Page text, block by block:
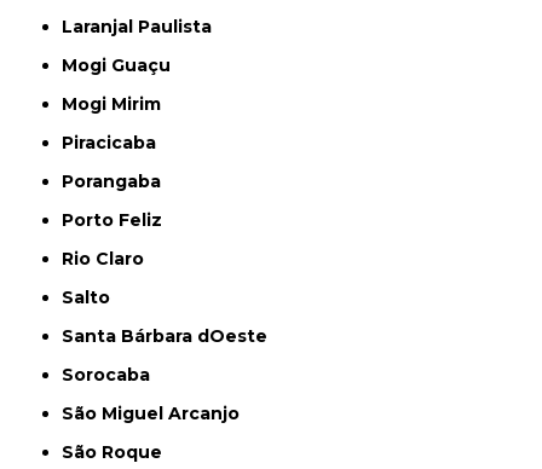
Laranjal Paulista
Mogi Guaçu
Mogi Mirim
Piracicaba
Porangaba
Porto Feliz
Rio Claro
Salto
Santa Bárbara dOeste
Sorocaba
São Miguel Arcanjo
São Roque